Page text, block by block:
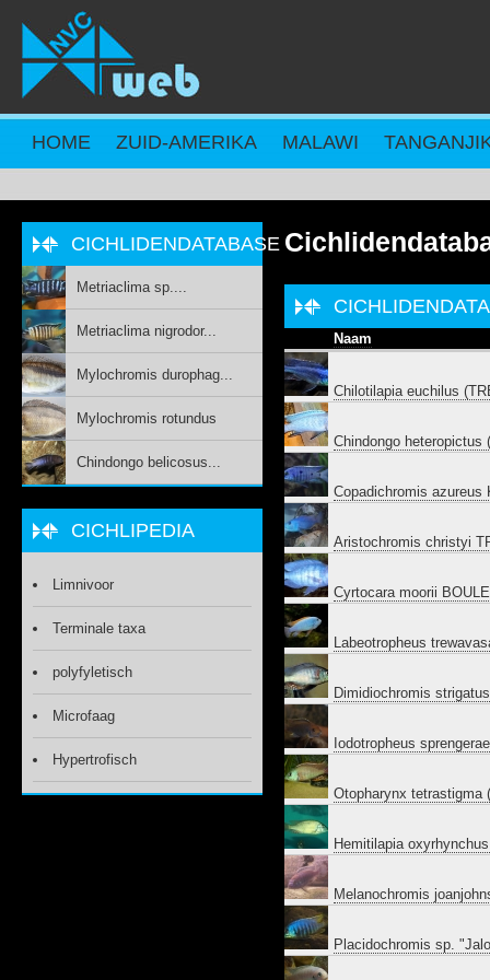
Overslaan en naar de inhoud gaan
HOME ZUID-AMERIKA MALAWI
Naam
Chilotilapia euchilus
Chindongo heteropictus
Copadichromis azureus
Aristochromis christyi
Cyrtocara moorii
Labeotropheus
Dimidiochromis
Iodotropheus
Otopharynx tetrastigma
Hemitilapia
Melanochromis
Placidochromis sp.
CICHLIDENDATABASE
Metriaclima sp....
Metriaclima nigrodor...
Mylochromis durophag...
Mylochromis rotundus
Chindongo belicosus...
CICHLIPEDIA
Limnivoor
Terminale taxa
polyfyletisch
Microfaag
Hypertrofisch